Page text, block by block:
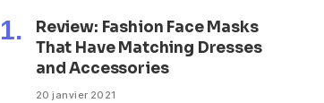
Review: Fashion Face Masks
That Have Matching Dresses
and Accessories
20 janvier 2021